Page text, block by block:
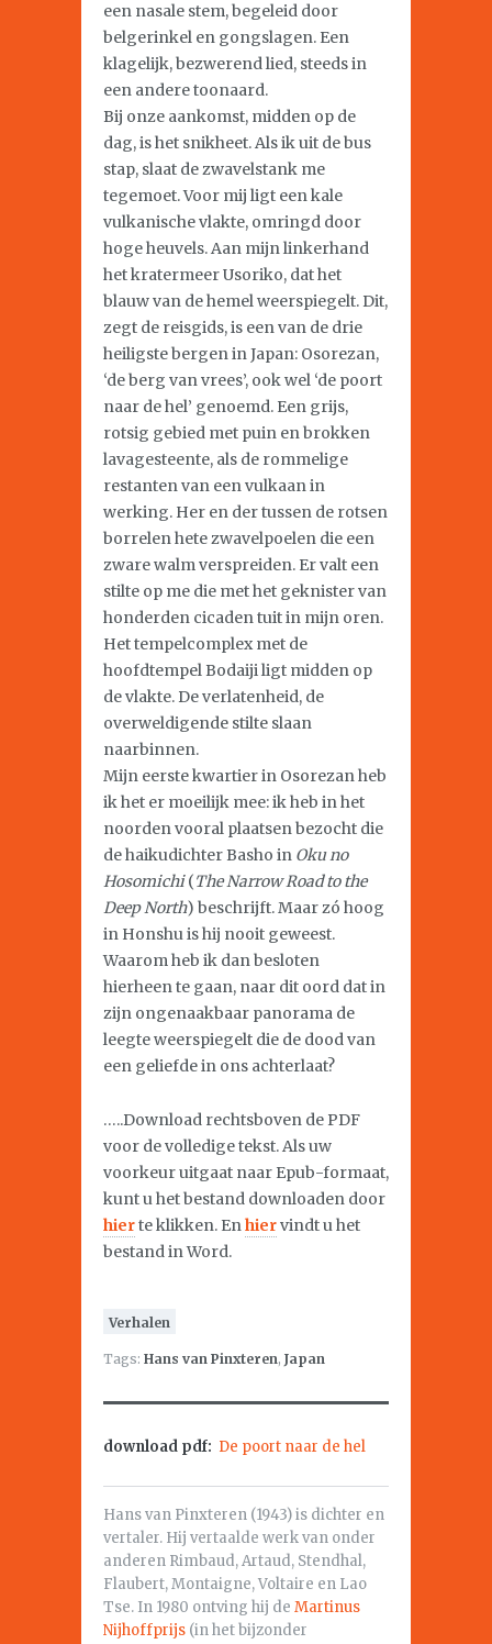
een nasale stem, begeleid door
belgerinkel en gongslagen. Een
klagelijk, bezwerend lied, steeds in
een andere toonaard.
Bij onze aankomst, midden op de
dag, is het snikheet. Als ik uit de bus
stap, slaat de zwavelstank me
tegemoet. Voor mij ligt een kale
vulkanische vlakte, omringd door
hoge heuvels. Aan mijn linkerhand
het kratermeer Usoriko, dat het
blauw van de hemel weerspiegelt. Dit,
zegt de reisgids, is een van de drie
heiligste bergen in Japan: Osorezan,
‘de berg van vrees’, ook wel ‘de poort
naar de hel’ genoemd. Een grijs,
rotsig gebied met puin en brokken
lavagesteente, als de rommelige
restanten van een vulkaan in
werking. Her en der tussen de rotsen
borrelen hete zwavelpoelen die een
zware walm verspreiden. Er valt een
stilte op me die met het geknister van
honderden cicaden tuit in mijn oren.
Het tempelcomplex met de
hoofdtempel Bodaiji ligt midden op
de vlakte. De verlatenheid, de
overweldigende stilte slaan
naarbinnen.
Mijn eerste kwartier in Osorezan heb
ik het er moeilijk mee: ik heb in het
noorden vooral plaatsen bezocht die
de haikudichter Basho in Oku no
Hosomichi(The Narrow Road to the
Deep North) beschrijft. Maar zó hoog
in Honshu is hij nooit geweest.
Waarom heb ik dan besloten
hierheen te gaan, naar dit oord dat in
zijn ongenaakbaar panorama de
leegte weerspiegelt die de dood van
een geliefde in ons achterlaat?
…..Download rechtsboven de PDF
voor de volledige tekst. Als uw
voorkeur uitgaat naar Epub-formaat,
kunt u het bestand downloaden door
hierte klikken. Enhiervindt u het
bestand in Word.
Verhalen
Tags: Hans van Pinxteren, Japan
download pdf: De poort naar de hel
Hans van Pinxteren (1943) is dichter en
vertaler. Hij vertaalde werk van onder
anderen Rimbaud, Artaud, Stendhal,
Flaubert, Montaigne, Voltaire en Lao
Tse. In 1980 ontving hij de Martinus
Nijhoffprijs (in het bijzonder